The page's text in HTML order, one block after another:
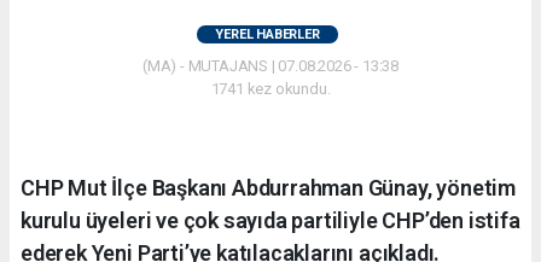
YEREL HABERLER
(MA) - MUTAJANS | 07.08.2026 - 13:38
1741 kez okundu.
CHP Mut İlçe Başkanı Abdurrahman Günay, yönetim
kurulu üyeleri ve çok sayıda partiliyle CHP’den istifa
ederek Yeni Parti’ye katılacaklarını açıkladı.